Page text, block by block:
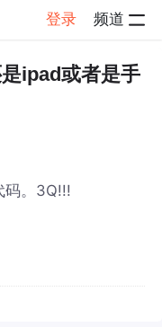
登录 频道
ipad或者是手
码。3Q!!!